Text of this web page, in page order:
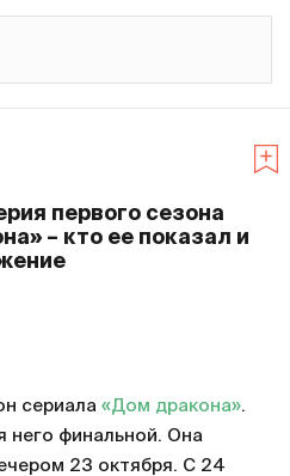
первого сезона
– кто ее показал и
сериала «Дом дракона».
него финальной. Она
23 октября. С 24